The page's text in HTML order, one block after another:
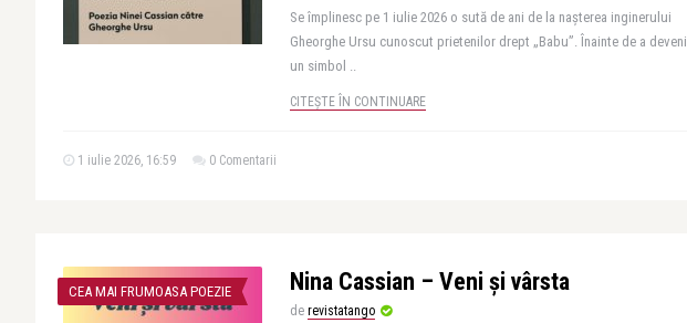
Se împlinesc pe 1 iulie 2026 o sută de ani de la nașterea inginerului
Gheorghe Ursu cunoscut prietenilor drept „Babu”. Înainte de a deveni
un simbol ..
CITEȘTE ÎN CONTINUARE
1 iulie 2026, 16:59 0 Comentarii
CEA MAI FRUMOASA POEZIE Nina Cassian – Veni și vârsta
de revistatango